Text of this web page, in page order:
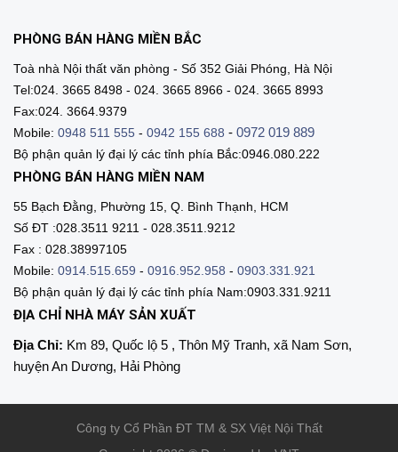
PHÒNG BÁN HÀNG MIỀN BẮC
Toà nhà Nội thất văn phòng - Số 352 Giải Phóng, Hà Nội
Tel:024. 3665 8498 - 024. 3665 8966 - 024. 3665 8993
Fax:024. 3664.9379
Mobile: 0948 511 555 - 0942 155 688 - 0972 019 889
Bộ phận quản lý đại lý các tỉnh phía Bắc:0946.080.222
PHÒNG BÁN HÀNG MIỀN NAM
55 Bạch Đằng, Phường 15, Q. Bình Thạnh, HCM
Số ĐT :028.3511 9211 - 028.3511.9212
Fax : 028.38997105
Mobile: 0914.515.659 - 0916.952.958 - 0903.331.921
Bộ phận quản lý đại lý các tỉnh phía Nam:0903.331.9211
ĐỊA CHỈ NHÀ MÁY SẢN XUẤT
Địa Chỉ: Km 89, Quốc lộ 5 , Thôn Mỹ Tranh, xã Nam Sơn,
huyện An Dương, Hải Phòng
Công ty Cổ Phần ĐT TM & SX Việt Nội Thất